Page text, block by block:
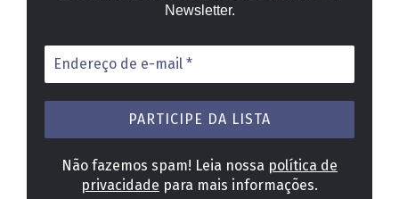
Newsletter.
Endereço
de
e-
mail
Não fazemos spam! Leia nossa política de
privacidade para mais informações.